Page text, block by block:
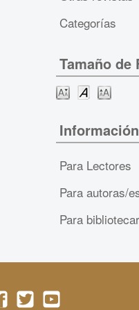
Categorías
Tamaño de
Información
Para Lectores
Para autoras/
Para